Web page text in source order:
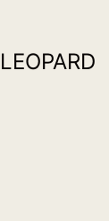
LEOPARD